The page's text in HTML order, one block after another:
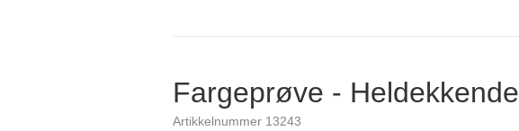
Fargeprøve - Heldekkende
Artikkelnummer 13243